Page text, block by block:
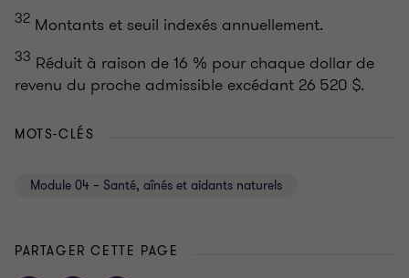
32 Montants et seuil indexés annuellement.
33 Réduit à raison de 16 % pour chaque dollar de
revenu du proche admissible excédant 26 520 $.
MOTS-CLÉS
Module 04 – Santé, aînés et aidants naturels
PARTAGER CETTE PAGE